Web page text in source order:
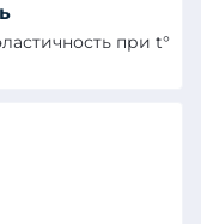
при t°